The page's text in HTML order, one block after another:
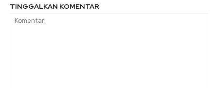
TINGGALKAN KOMENTAR